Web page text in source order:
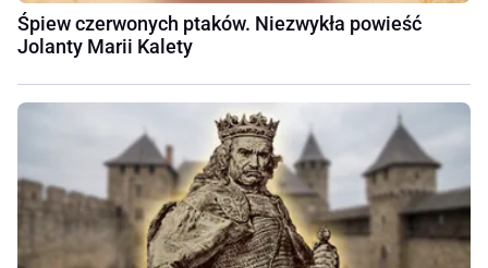
Śpiew czerwonych ptaków. Niezwykła powieść
Jolanty Marii Kalety